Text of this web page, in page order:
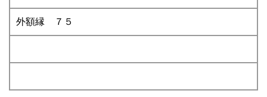
外額縁 ７５